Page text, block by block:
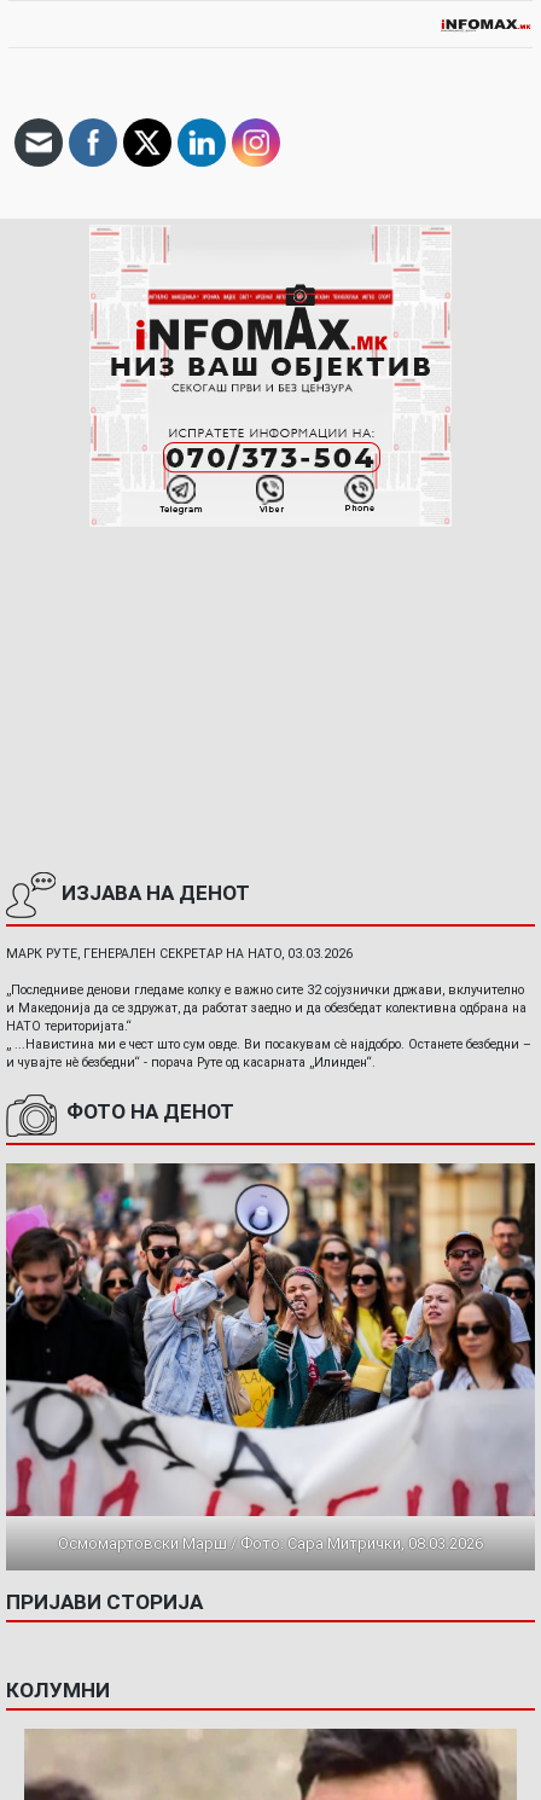
ИЗЈАВА НА ДЕНОТ
МАРК РУТЕ, ГЕНЕРАЛЕН СЕКРЕТАР НА НАТО, 03.03.2026
„Последниве денови гледаме колку е важно сите 32 сојузнички држави, вклучително
и Македонија да се здружат, да работат заедно и да обезбедат колективна одбрана на
НАТО територијата.“
„ ...Навистина ми е чест што сум овде. Ви посакувам сè најдобро. Останете безбедни –
и чувајте нè безбедни“ - порача Руте од касарната „Илинден“.
ФОТО НА ДЕНОТ
Осмомартовски Марш / Фото: Сара Митрички, 08.03.2026
ПРИЈАВИ СТОРИЈА
КОЛУМНИ